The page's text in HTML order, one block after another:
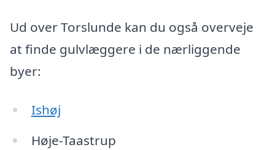
Ud over Torslunde kan du også overveje
at finde gulvlæggere i de nærliggende
byer:
Ishøj
Høje-Taastrup